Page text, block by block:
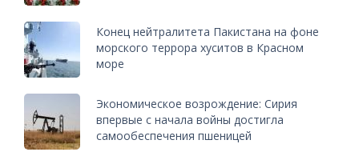
Конец нейтралитета Пакистана на фоне
морского террора хуситов в Красном
море
Экономическое возрождение: Сирия
впервые с начала войны достигла
самообеспечения пшеницей